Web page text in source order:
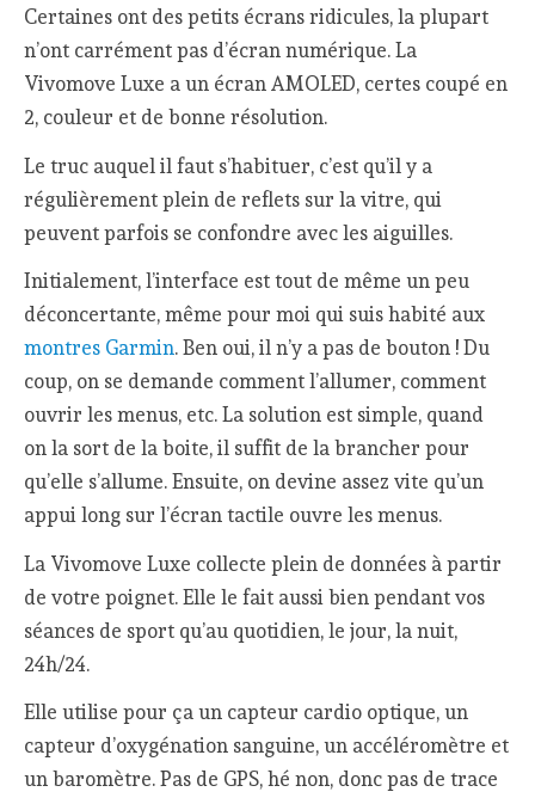
Certaines ont des petits écrans ridicules, la plupart
n’ont carrément pas d’écran numérique. La
Vivomove Luxe a un écran AMOLED, certes coupé en
2, couleur et de bonne résolution.
Le truc auquel il faut s’habituer, c’est qu’il y a
régulièrement plein de reflets sur la vitre, qui
peuvent parfois se confondre avec les aiguilles.
Initialement, l’interface est tout de même un peu
déconcertante, même pour moi qui suis habité aux
montres Garmin. Ben oui, il n’y a pas de bouton ! Du
coup, on se demande comment l’allumer, comment
ouvrir les menus, etc. La solution est simple, quand
on la sort de la boite, il suffit de la brancher pour
qu’elle s’allume. Ensuite, on devine assez vite qu’un
appui long sur l’écran tactile ouvre les menus.
La Vivomove Luxe collecte plein de données à partir
de votre poignet. Elle le fait aussi bien pendant vos
séances de sport qu’au quotidien, le jour, la nuit,
24h/24.
Elle utilise pour ça un capteur cardio optique, un
capteur d’oxygénation sanguine, un accéléromètre et
un baromètre. Pas de GPS, hé non, donc pas de trace